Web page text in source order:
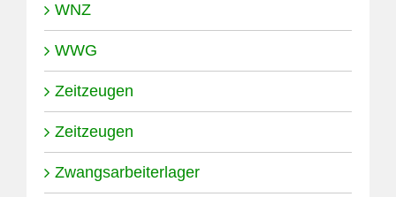
WNZ
WWG
Zeitzeugen
Zeitzeugen
Zwangsarbeiterlager